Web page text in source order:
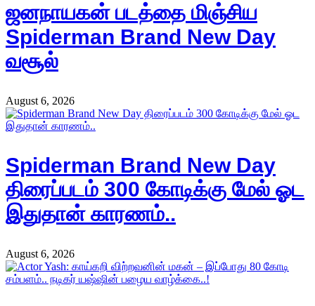
ஜனநாயகன் படத்தை மிஞ்சிய
Spiderman Brand New Day
வசூல்
August 6, 2026
Spiderman Brand New Day
திரைப்படம் 300 கோடிக்கு மேல் ஓட
இதுதான் காரணம்..
August 6, 2026